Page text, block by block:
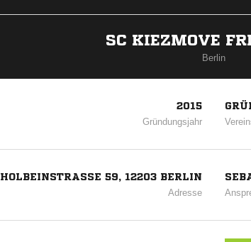
SC KIEZMOVE
Berlin
2015
Gründungsjahr
HOLBEINSTRASSE 59, 12203 BERLIN
Adresse